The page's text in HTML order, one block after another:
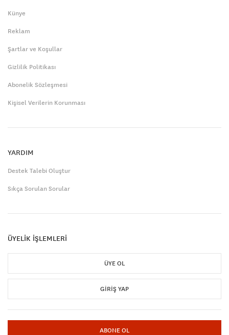
Künye
Reklam
Şartlar ve Koşullar
Gizlilik Politikası
Abonelik Sözleşmesi
Kişisel Verilerin Korunması
YARDIM
Destek Talebi Oluştur
Sıkça Sorulan Sorular
ÜYELİK İŞLEMLERİ
ÜYE OL
GIRIŞ YAP
ABONE OL